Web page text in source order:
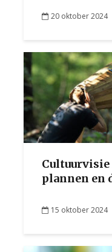
20 oktober 2024
plannen en
15 oktober 2024